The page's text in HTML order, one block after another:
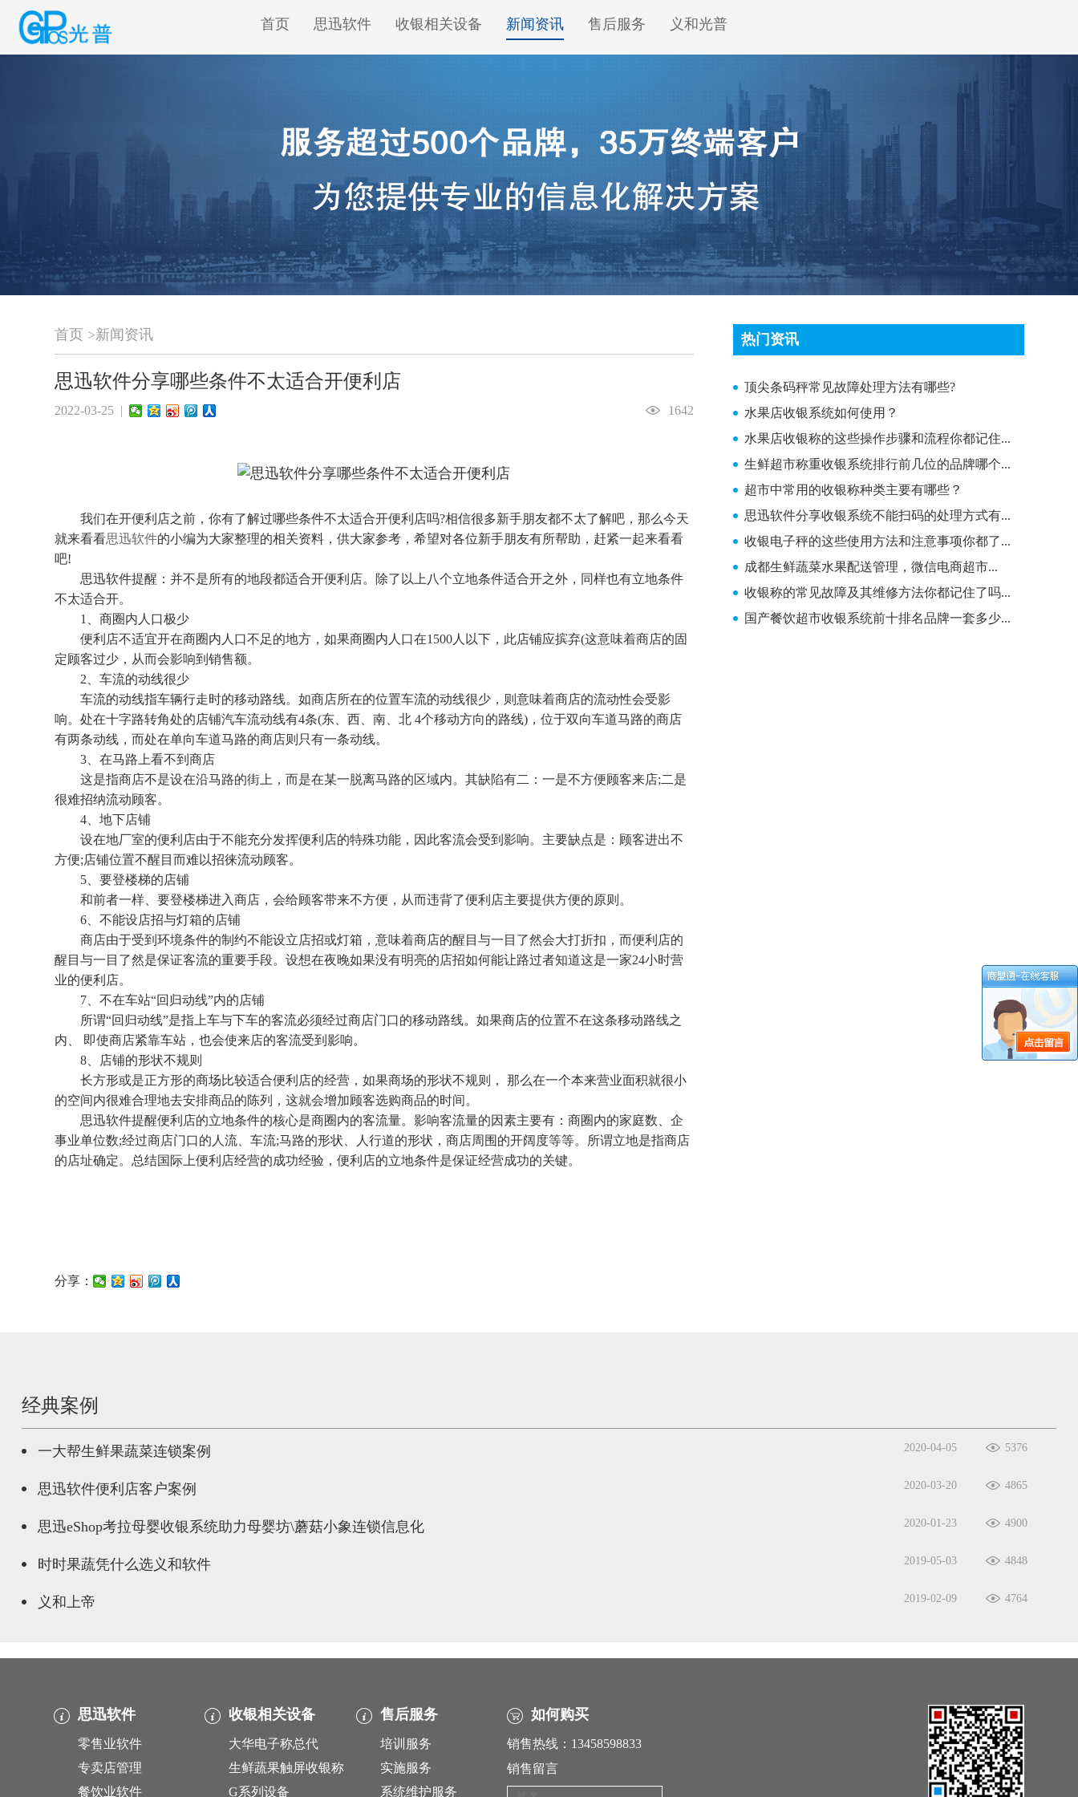
首页 思迅软件 收银相关设备 新闻资讯 售后服务 义和光普
首页 >新闻资讯
思迅软件分享哪些条件不太适合开便利店
2022-03-25 | 1642
我们在开便利店之前，你有了解过哪些条件不太适合开便利店吗?相信很多新手朋友都不太了解吧，那么今天
就来看看思迅软件的小编为大家整理的相关资料，供大家参考，希望对各位新手朋友有所帮助，赶紧一起来看看
吧!
思迅软件提醒：并不是所有的地段都适合开便利店。除了以上八个立地条件适合开之外，同样也有立地条件
不太适合开。
1、商圈内人口极少
便利店不适宜开在商圈内人口不足的地方，如果商圈内人口在1500人以下，此店铺应摈弃(这意味着商店的固
定顾客过少，从而会影响到销售额。
2、车流的动线很少
车流的动线指车辆行走时的移动路线。如商店所在的位置车流的动线很少，则意味着商店的流动性会受影
响。处在十字路转角处的店铺汽车流动线有4条(东、西、南、北 4个移动方向的路线)，位于双向车道马路的商店
有两条动线，而处在单向车道马路的商店则只有一条动线。
3、在马路上看不到商店
这是指商店不是设在沿马路的街上，而是在某一脱离马路的区域内。其缺陷有二：一是不方便顾客来店;二是
很难招纳流动顾客。
4、地下店铺
设在地厂室的便利店由于不能充分发挥便利店的特殊功能，因此客流会受到影响。主要缺点是：顾客进出不
方便;店铺位置不醒目而难以招徕流动顾客。
5、要登楼梯的店铺
和前者一样、要登楼梯进入商店，会给顾客带来不方便，从而违背了便利店主要提供方便的原则。
6、不能设店招与灯箱的店铺
商店由于受到环境条件的制约不能设立店招或灯箱，意味着商店的醒目与一目了然会大打折扣，而便利店的
醒目与一目了然是保证客流的重要手段。设想在夜晚如果没有明亮的店招如何能让路过者知道这是一家24小时营
业的便利店。
7、不在车站“回归动线”内的店铺
所谓“回归动线”是指上车与下车的客流必须经过商店门口的移动路线。如果商店的位置不在这条移动路线之
内、 即使商店紧靠车站，也会使来店的客流受到影响。
8、店铺的形状不规则
长方形或是正方形的商场比较适合便利店的经营，如果商场的形状不规则， 那么在一个本来营业面积就很小
的空间内很难合理地去安排商品的陈列，这就会增加顾客选购商品的时间。
思迅软件提醒便利店的立地条件的核心是商圈内的客流量。影响客流量的因素主要有：商圈内的家庭数、企
事业单位数;经过商店门口的人流、车流;马路的形状、人行道的形状，商店周围的开阔度等等。所谓立地是指商店
的店址确定。总结国际上便利店经营的成功经验，便利店的立地条件是保证经营成功的关键。
分享：
热门资讯
顶尖条码秤常见故障处理方法有哪些?
顶尖条码秤常见故障处理方法有哪些?
水果店收银系统如何使用？
水果店收银称的这些操作步骤和流程你都记住...
生鲜超市称重收银系统排行前几位的品牌哪个...
超市中常用的收银称种类主要有哪些？
思迅软件分享收银系统不能扫码的处理方式有...
收银电子秤的这些使用方法和注意事项你都了...
成都生鲜蔬菜水果配送管理，微信电商超市...
收银称的常见故障及其维修方法你都记住了吗...
国产餐饮超市收银系统前十排名品牌一套多少...
经典案例
一大帮生鲜果蔬菜连锁案例 2020-04-05 5376
思迅软件便利店客户案例 2020-03-20 4865
思迅eShop考拉母婴收银系统助力母婴坊\蘑菇小象连锁信息化 2020-01-23 4900
时时果蔬凭什么选义和软件 2019-05-03 4848
义和上帝 2019-02-09 4764
思迅软件
零售业软件
专卖店管理
餐饮业软件
收银相关设备
大华电子称总代
生鲜蔬果触屏收银称
G系列设备
售后服务
培训服务
实施服务
系统维护服务
如何购买
销售热线：13458598833
销售留言